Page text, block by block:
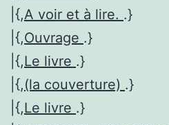
|{,A voir et à lire. .}
|{,Ouvrage .}
|{,Le livre .}
|{,(la couverture) .}
|{,Le livre .}